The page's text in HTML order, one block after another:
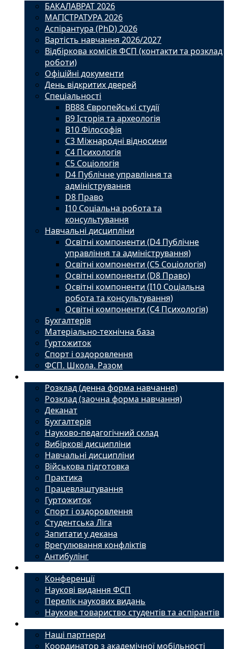
БАКАЛАВРАТ 2026
МАГІСТРАТУРА 2026
Аспірантура (PhD) 2026
Вартість навчання 2026/2027
Відбіркова комісія ФСП (контакти та розклад
роботи)
Офіційні документи
День відкритих дверей
Спеціальності
BВ88 Європейські студії
B9 Історія та археологія
B10 Філософія
C3 Міжнародні відносини
C4 Психологія
С5 Соціологія
D4 Публічне управління та
адміністрування
D8 Право
I10 Соціальна робота та
консультування
Навчальні дисципліни
Освітні компоненти (D4 Публічне
управління та адміністрування)
Освітні компоненти (С5 Соціологія)
Освітні компоненти (D8 Право)
Освітні компоненти (I10 Соціальна
робота та консультування)
Освітні компоненти (С4 Психологія)
Бухгалтерія
Матеріально-технічна база
Гуртожиток
Спорт і оздоровлення
ФСП. Школа. Разом
Розклад (денна форма навчання)
Розклад (заочна форма навчання)
Деканат
Бухгалтерія
Науково-педагогічний склад
Вибіркові дисципліни
Навчальні дисципліни
Військова підготовка
Практика
Працевлаштування
Гуртожиток
Спорт і оздоровлення
Студентська Ліга
Запитати у декана
Врегулювання конфліктів
Антибулінг
Конференції
Наукові видання ФСП
Перелік наукових видань
Наукове товариство студентів та аспірантів
Наші партнери
Координатор з академічної мобільності